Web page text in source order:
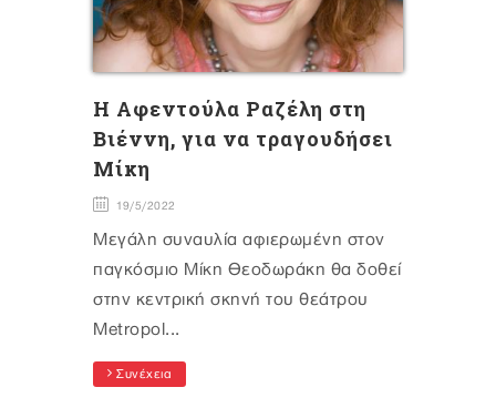
Η Αφεντούλα Ραζέλη στη
Βιέννη, για να τραγουδήσει
Μίκη
19/5/2022
Mεγάλη συναυλία αφιερωμένη στον
παγκόσμιο Μίκη Θεοδωράκη θα δοθεί
στην κεντρική σκηνή του θεάτρου
Metropol...
Συνέχεια